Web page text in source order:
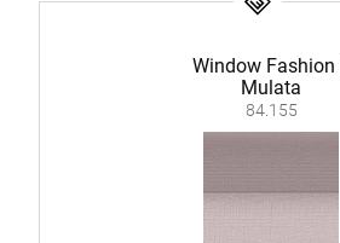
Window Fashion II
Mulata
84.155